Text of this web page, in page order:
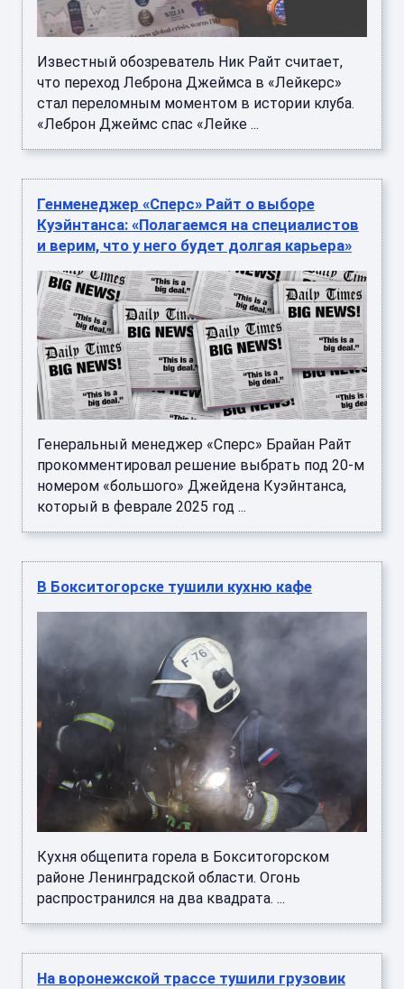
Известный обозреватель Ник Райт считает,
что переход Леброна Джеймса в «Лейкерс»
стал переломным моментом в истории клуба.
«Леброн Джеймс спас «Лейке ...
Генменеджер «Сперс» Райт о выборе
Куэйнтанса: «Полагаемся на специалистов
и верим, что у него будет долгая карьера»
Генеральный менеджер «Сперс» Брайан Райт
прокомментировал решение выбрать под 20-м
номером «большого» Джейдена Куэйнтанса,
который в феврале 2025 год ...
В Бокситогорске тушили кухню кафе
Кухня общепита горела в Бокситогорском
районе Ленинградской области. Огонь
распространился на два квадрата. ...
На воронежской трассе тушили грузовик